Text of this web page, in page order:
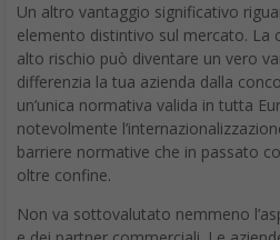
Un altro vantaggio significativo
elemento distintivo sul mercato. La
alto rischio può diventare un vero
differenzia la tua azienda dalla
un’unica normativa valida in tutta
notevolmente
barriere normative che in passato
oltre confine.
Non va sottovalutato nemmeno